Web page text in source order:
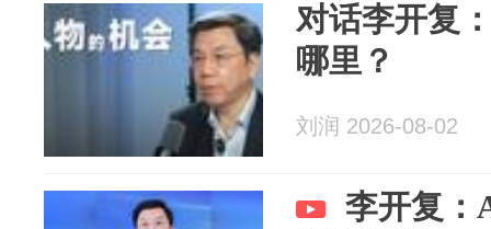
对话李开复
哪里？
刘润 2026-08-02
李开复：